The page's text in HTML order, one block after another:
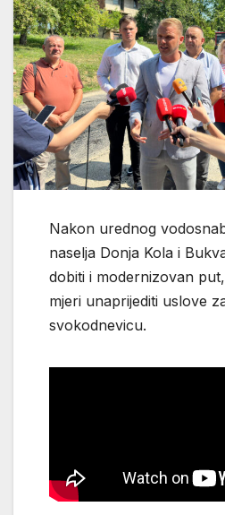
Nakon urednog
naselja Donja Kola i
dobiti i modernizovan
mjeri unaprijediti uslove
svokodnevicu.